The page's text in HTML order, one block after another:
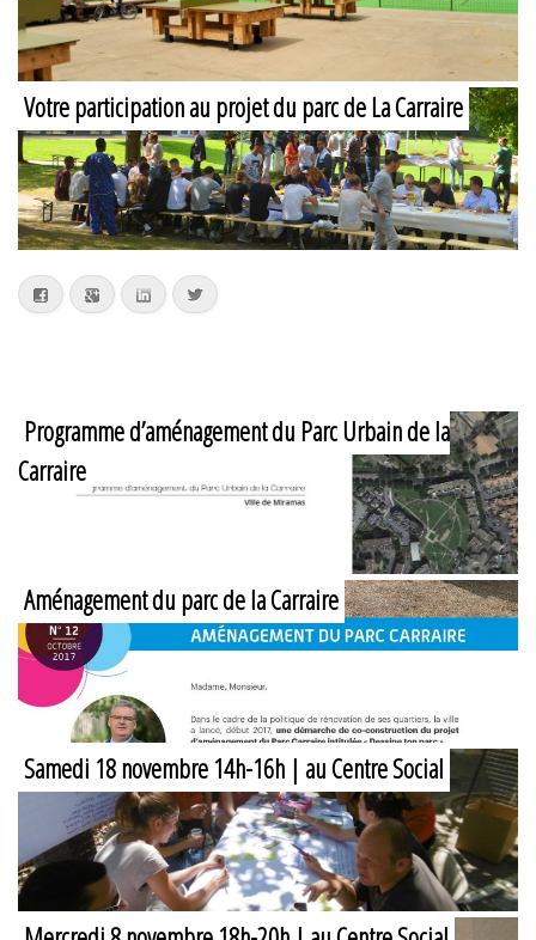
Votre participation au projet du parc de La Carraire
Facebook Google+ LinkedIn
Programme d’aménagement du Parc Urbain de la
Carraire
Aménagement du parc de la Carraire
Samedi 18 novembre 14h-16h | au Centre Social